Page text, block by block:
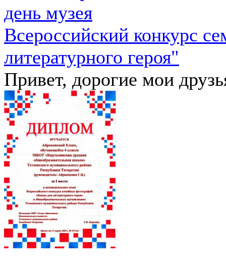
день музея
Всероссийский конкурс
литературного героя"
Привет, дорогие мои